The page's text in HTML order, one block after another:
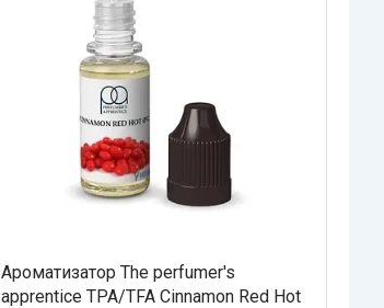
Ароматизатор The perfumer's
apprentice TPA/TFA Cinnamon Red Hot